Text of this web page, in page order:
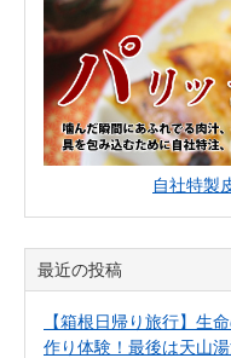
自社特製
最近の投稿
【箱根日帰り旅行】生
作り体験！最後は天山